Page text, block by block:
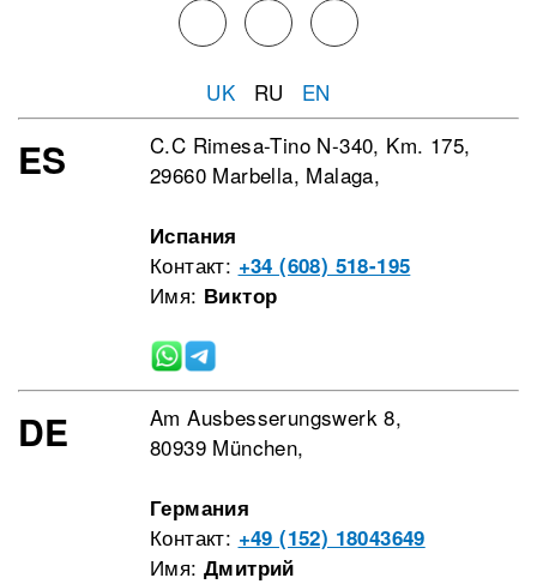
UK RU EN
ES
C.C Rimesa-Tino N-340, Km. 175,
29660 Marbella, Malaga,
Испания
Контакт: +34 (608) 518-195
Имя: Виктор
DE
Am Ausbesserungswerk 8,
80939 München,
Германия
Контакт: +49 (152) 18043649
Имя: Дмитрий